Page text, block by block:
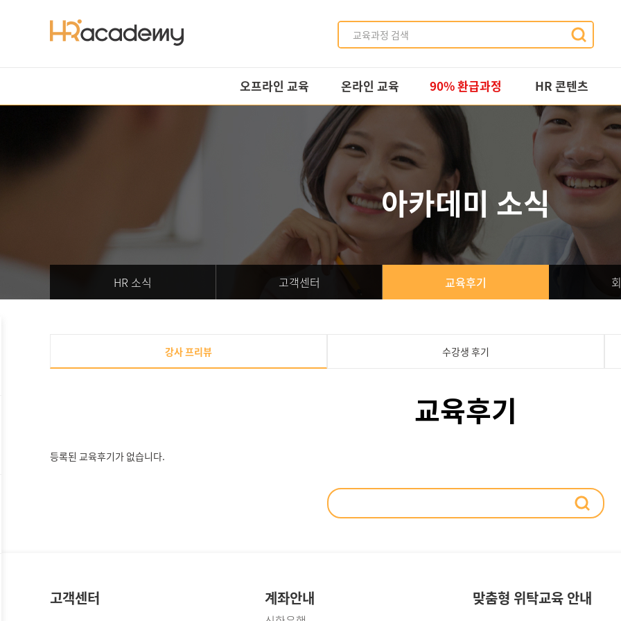
오프라인 교육
경영 일반
환급과정
온라인 교육
All
실시간 세미나
이러닝
90% 환급과정
사업 소개
교육과정
HR 콘텐츠
HR 영상
HR 사례
아카데미 소식
HR 소식 고객센터 교육후기
강사 프리뷰 수강생 후기
교육후기
등록된 교육후기가 없습니다.
고객센터 계좌안내 맞춤형 위탁교육 안내